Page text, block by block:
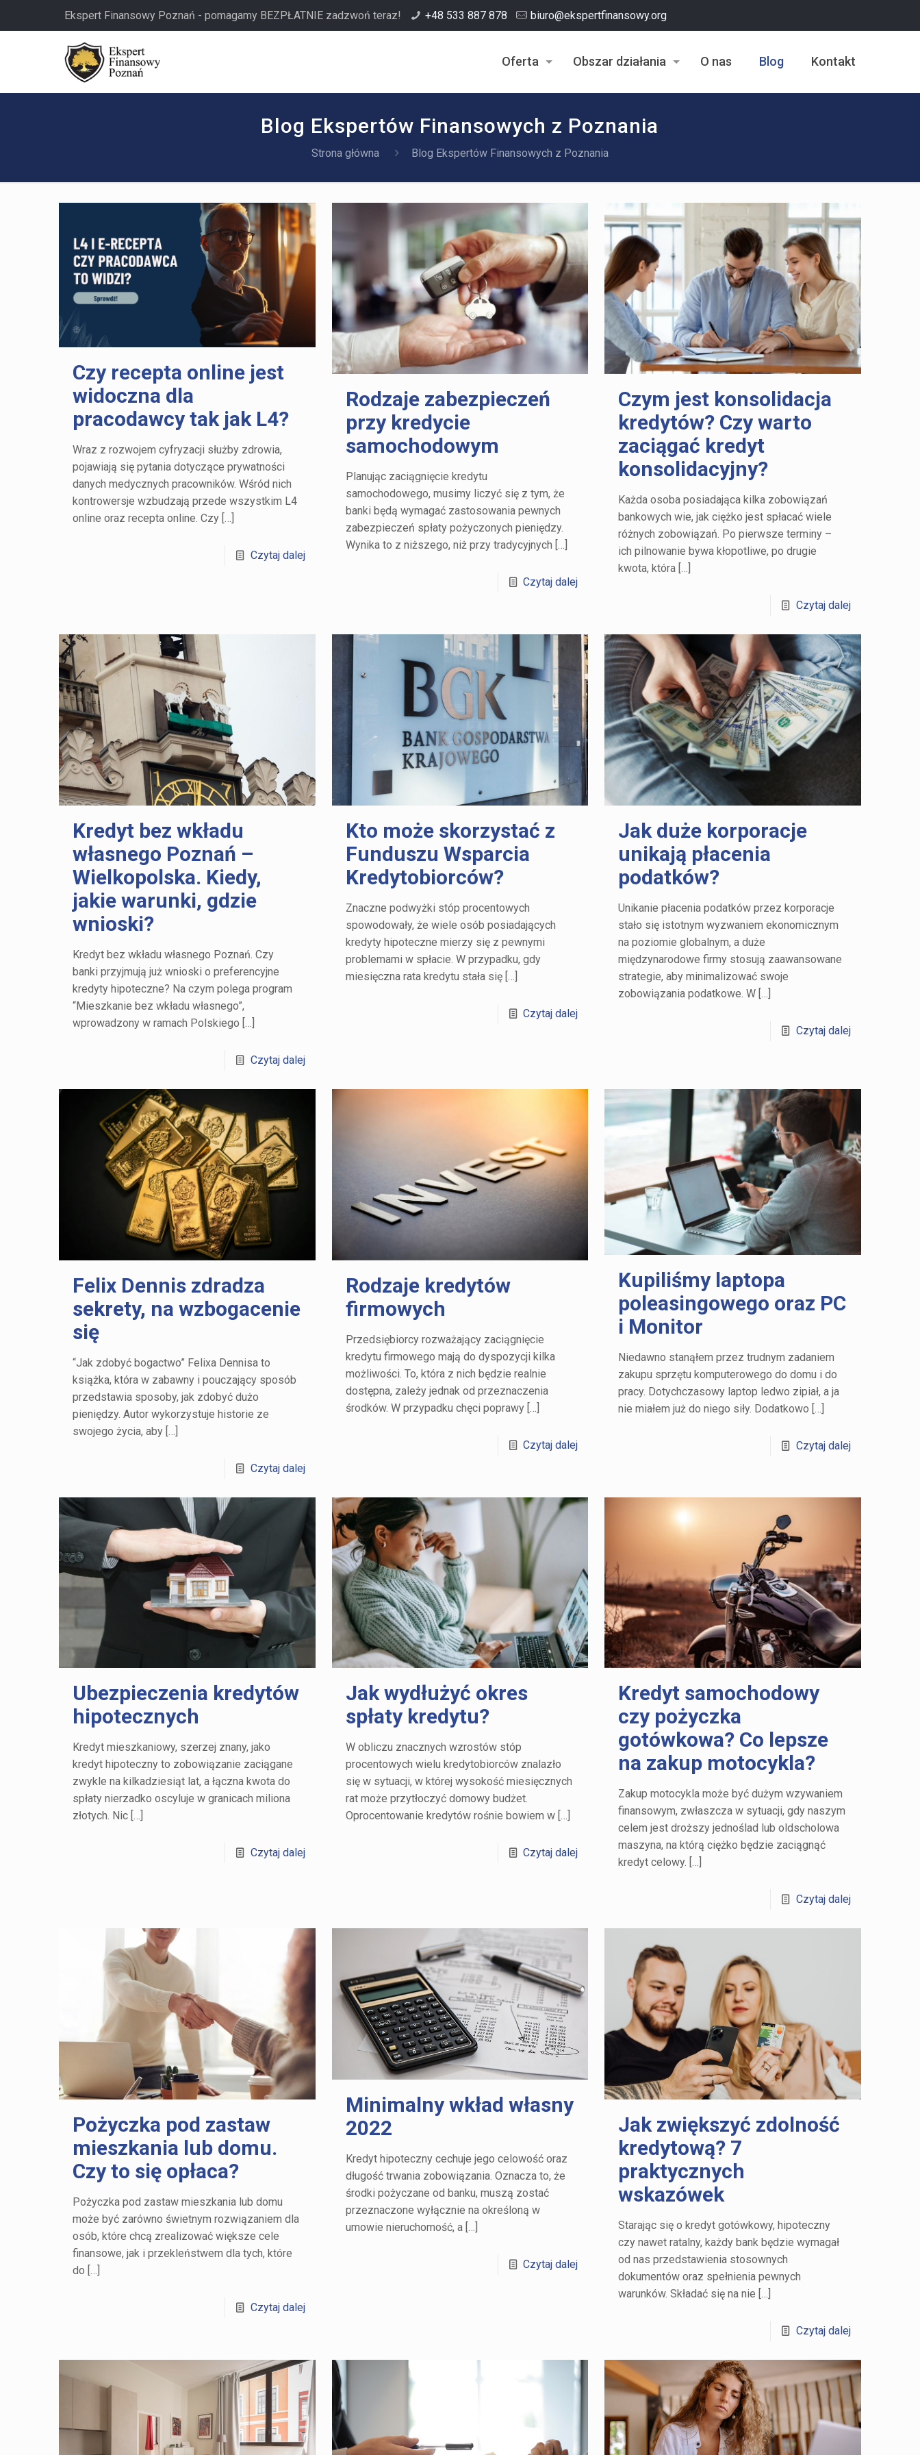
Ekspert Finansowy Poznań - pomagamy BEZPŁATNIE zadzwoń teraz! +48 533 887 878 biuro@ekspertfinansowy.org
Oferta Obszar działania O nas Blog Kontakt
Blog Ekspertów Finansowych z Poznania
Strona główna Blog Ekspertów Finansowych z Poznania
Czy recepta online jest
widoczna dla
pracodawcy tak jak L4?
Wraz z rozwojem cyfryzacji służby zdrowia,
pojawiają się pytania dotyczące prywatności
danych medycznych pracowników. Wśród nich
kontrowersje wzbudzają przede wszystkim L4
online oraz recepta online. Czy […]
Czytaj dalej
Rodzaje zabezpieczeń
przy kredycie
samochodowym
Planując zaciągnięcie kredytu
samochodowego, musimy liczyć się z tym, że
banki będą wymagać zastosowania pewnych
zabezpieczeń spłaty pożyczonych pieniędzy.
Wynika to z niższego, niż przy tradycyjnych […]
Czytaj dalej
Czym jest konsolidacja
kredytów? Czy warto
zaciągać kredyt
konsolidacyjny?
Każda osoba posiadająca kilka zobowiązań
bankowych wie, jak ciężko jest spłacać wiele
różnych zobowiązań. Po pierwsze terminy –
ich pilnowanie bywa kłopotliwe, po drugie
kwota, która […]
Czytaj dalej
Kredyt bez wkładu
własnego Poznań –
Wielkopolska. Kiedy,
jakie warunki, gdzie
wnioski?
Kredyt bez wkładu własnego Poznań. Czy
banki przyjmują już wnioski o preferencyjne
kredyty hipoteczne? Na czym polega program
“Mieszkanie bez wkładu własnego”,
wprowadzony w ramach Polskiego […]
Czytaj dalej
Kto może skorzystać z
Funduszu Wsparcia
Kredytobiorców?
Znaczne podwyżki stóp procentowych
spowodowały, że wiele osób posiadających
kredyty hipoteczne mierzy się z pewnymi
problemami w spłacie. W przypadku, gdy
miesięczna rata kredytu stała się[…]
Czytaj dalej
Jak duże korporacje
unikają płacenia
podatków?
Unikanie płacenia podatków przez korporacje
stało się istotnym wyzwaniem ekonomicznym
na poziomie globalnym, a duże
międzynarodowe firmy stosują zaawansowane
strategie, aby minimalizować swoje
zobowiązania podatkowe. W […]
Czytaj dalej
Felix Dennis zdradza
sekrety, na wzbogacenie
się
“Jak zdobyć bogactwo” Felixa Dennisa to
książka, która w zabawny i pouczający sposób
przedstawia sposoby, jak zdobyć dużo
pieniędzy. Autor wykorzystuje historie ze
swojego życia, aby […]
Czytaj dalej
Rodzaje kredytów
firmowych
Przedsiębiorcy rozważający zaciągnięcie
kredytu firmowego mają do dyspozycji kilka
możliwości. To, która z nich będzie realnie
dostępna, zależy jednak od przeznaczenia
środków. W przypadku chęci poprawy[…]
Czytaj dalej
Kupiliśmy laptopa
poleasingowego oraz PC
i Monitor
Niedawno stanąłem przez trudnym zadaniem
zakupu sprzętu komputerowego do domu i do
pracy. Dotychczasowy laptop ledwo zipiał, a ja
nie miałem już do niego siły. Dodatkowo […]
Czytaj dalej
Ubezpieczenia kredytów
hipotecznych
Kredyt mieszkaniowy, szerzej znany, jako
kredyt hipoteczny to zobowiązanie zaciągane
zwykle na kilkadziesiąt lat, a łączna kwota do
spłaty nierzadko oscyluje w granicach miliona
złotych. Nic […]
Czytaj dalej
Jak wydłużyć okres
spłaty kredytu?
W obliczu znacznych wzrostów stóp
procentowych wielu kredytobiorców znalazło
się w sytuacji, w której wysokość miesięcznych
rat może przytłoczyć domowy budżet.
Oprocentowanie kredytów rośnie bowiem w[…]
Czytaj dalej
Kredyt samochodowy
czy pożyczka
gotówkowa? Co lepsze
na zakup motocykla?
Zakup motocykla może być dużym wzywaniem
finansowym, zwłaszcza w sytuacji, gdy naszym
celem jest droższy jednoślad lub oldscholowa
maszyna, na którą ciężko będzie zaciągnąć
kredyt celowy. […]
Czytaj dalej
Pożyczka pod zastaw
mieszkania lub domu.
Czy to się opłaca?
Pożyczka pod zastaw mieszkania lub domu
może być zarówno świetnym rozwiązaniem dla
osób, które chcą zrealizować większe cele
finansowe, jak i przekleństwem dla tych, które
do […]
Czytaj dalej
Minimalny wkład własny
2022
Kredyt hipoteczny cechuje jego celowość oraz
długość trwania zobowiązania. Oznacza to, że
środki pożyczane od banku, muszą zostać
przeznaczone wyłącznie na określoną w
umowie nieruchomość, a[…]
Czytaj dalej
Jak zwiększyć zdolność
kredytową? 7
praktycznych
wskazówek
Starając się o kredyt gotówkowy, hipoteczny
czy nawet ratalny, każdy bank będzie wymagał
od nas przedstawienia stosownych
dokumentów oraz spełnienia pewnych
warunków. Składać się na nie […]
Czytaj dalej